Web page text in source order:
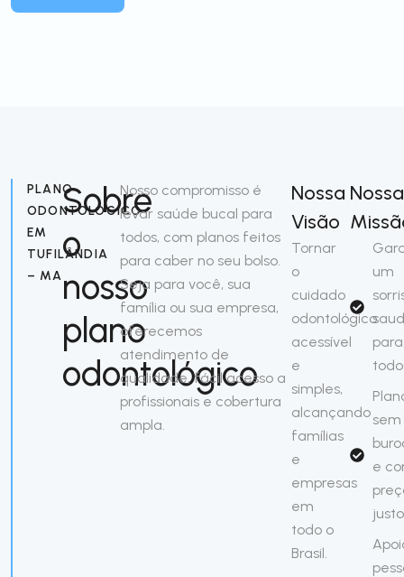
PLANO
ODONTOLÓGICO
EM
TUFILÂNDIA
– MA
Sobre
o
nosso
plano
odontológico
Nosso compromisso é
levar saúde bucal para
todos, com planos feitos
para caber no seu bolso.
Seja para você, sua
família ou sua empresa,
oferecemos
atendimento de
qualidade, fácil acesso a
profissionais e cobertura
ampla.
Nossa
Visão
Tornar
o
cuidado
odontológico
acessível
e
simples,
alcançando
famílias
e
empresas
em
todo o
Brasil.
Nossa
um
para
sem
e
justo